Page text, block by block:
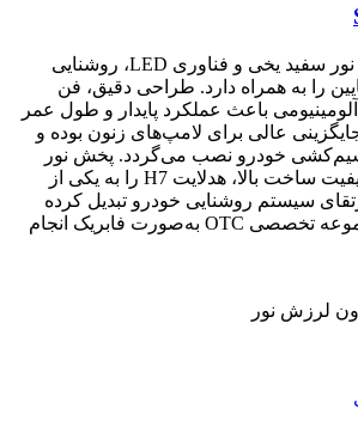
هدلایت H7 دوطرفه با نور سفید یخی و فناوری LED، روشنایی
را به همراه دارد. طراحی دقیق، فن
باعث عملکرد پایدار و طول عمر
عالی برای لامپ‌های زنون بوده و
سیم‌کشی خودرو نصب می‌گردد. پخش نور
دقیق، نصب آسان و کیفیت ساخت بالا، هدلایت H7 را به یکی از
سیستم روشنایی خودرو تبدیل کرده
است. نصب آن در مجموعه تخصصی OTC به‌صورت فابریک انجام
لرزش نور